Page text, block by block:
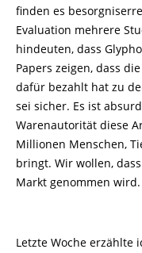
finden es
Evaluation mehrere
hindeuten, dass
Papers zeigen, dass
dafür bezahlt hat zu
sei sicher. Es ist
Warenautorität diese
Millionen Menschen,
bringt. Wir wollen,
Markt genommen wird.
Letzte Woche erzählte